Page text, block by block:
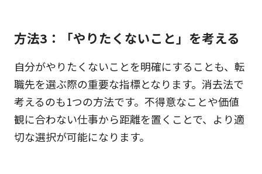
方法3：「やりたくないこと」を考える
自分がやりたくないことを明確にすることも、転
職先を選ぶ際の重要な指標となります。消去法で
考えるのも1つの方法です。不得意なことや価値
観に合わない仕事から距離を置くことで、より適
切な選択が可能になります。